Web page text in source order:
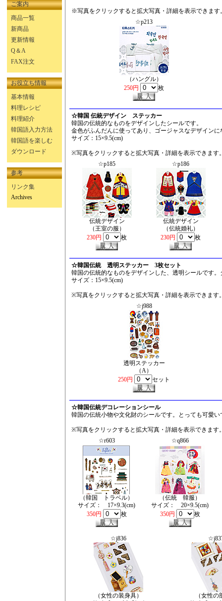
ご案内
商品一覧
新商品
更新情報
Q＆A
FAX注文
お役立ち情報
基本情報
料理レシピ
料理紹介
韓国語入力方法
韓国語を楽しむ
ダウンロード
参考
リンク集
Archives
※写真をクリックすると拡大写真・詳細を表示できます
☆p213
（ハングル）
250円
枚
☆韓国 伝統デザイン ステッカー
韓国の伝統的なものをデザインしたシールです。
金色がふんだんに使ってあり、ゴージャスなデザインに
サイズ：15×9.5(cm)
※写真をクリックすると拡大写真・詳細を表示できます
☆p185
☆p186
伝統デザイン
（王室の服）
伝統デザイン
（伝統婚礼）
230円
枚 230円 枚
☆韓国伝統 透明ステッカー 3枚セット
韓国の伝統的なものをデザインした、透明シールです
サイズ：15×9.5(cm)
※写真をクリックすると拡大写真・詳細を表示できます
☆j988
透明ステッカー
（A）
250円
セット
☆韓国伝統デコレーションシール
韓国の伝統小物や文化財のシールです。とっても可愛い
※写真をクリックすると拡大写真・詳細を表示できます
☆r603
☆q866
（韓国 トラベル）
サイズ： 17×9.3(cm)
（伝統 韓服）
サイズ： 20×9.5(cm)
350円
枚 350円 枚
☆j836
（女性の装身具）
（女性の